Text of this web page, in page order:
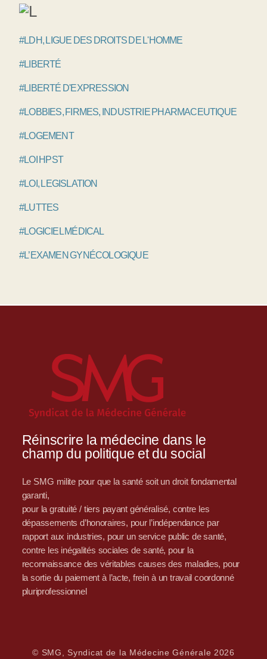
#LDH, LIGUE DES DROITS DE L'HOMME
#LIBERTÉ
#LIBERTÉ D'EXPRESSION
#LOBBIES, FIRMES, INDUSTRIE PHARMACEUTIQUE
#LOGEMENT
#LOI HPST
#LOI, LEGISLATION
#LUTTES
#LOGICIEL MÉDICAL
#L’EXAMEN GYNÉCOLOGIQUE
Réinscrire la médecine dans le
champ du politique et du social
Le SMG milite pour que la santé soit un droit fondamental
garanti,
pour la gratuité / tiers payant généralisé, contre les
dépassements d’honoraires, pour l’indépendance par
rapport aux industries, pour un service public de santé,
contre les inégalités sociales de santé, pour la
reconnaissance des véritables causes des maladies, pour
la sortie du paiement à l’acte, frein à un travail coordonné
pluriprofessionnel
© SMG, Syndicat de la Médecine Générale 2026